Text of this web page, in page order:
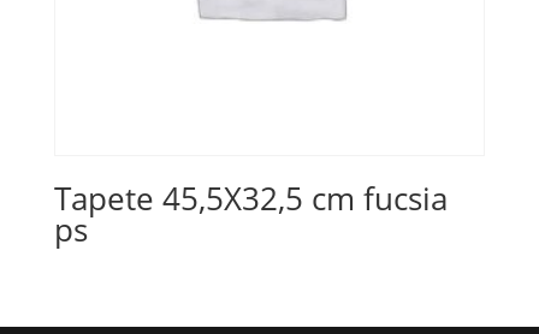
Tapete 45,5X32,5 cm fucsia
ps